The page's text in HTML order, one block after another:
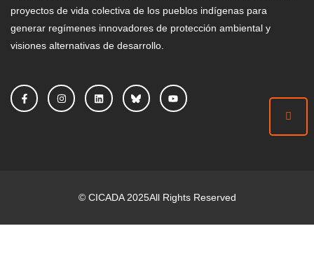
proyectos de vida colectiva de los pueblos indígenas para
generar regímenes innovadores de protección ambiental y
visiones alternativas de desarrollo.
© CICADA2025All Rights Reserved